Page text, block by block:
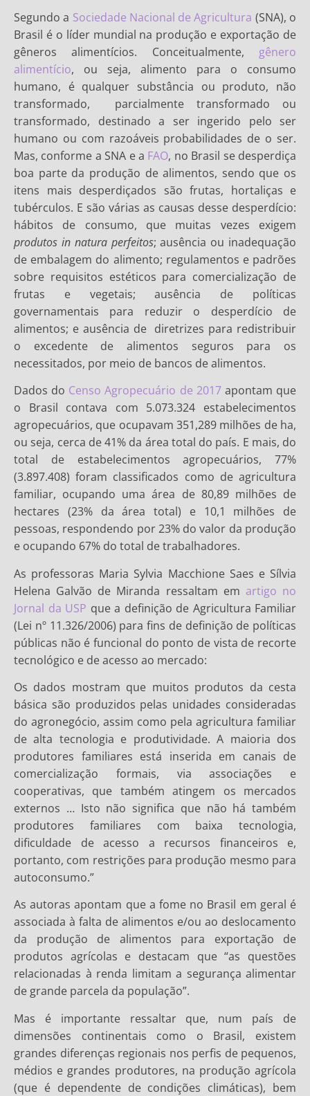
Segundo a Sociedade Nacional de Agricultura (SNA), o
Brasil é o líder mundial na produção e exportação de
gêneros alimentícios. Conceitualmente, gênero
alimentício, ou seja, alimento para o consumo
humano, é qualquer substância ou produto, não
transformado, parcialmente transformado ou
transformado, destinado a ser ingerido pelo ser
humano ou com razoáveis probabilidades de o ser.
Mas, conforme a SNA e a FAO, no Brasil se desperdiça
boa parte da produção de alimentos, sendo que os
itens mais desperdiçados são frutas, hortaliças e
tubérculos. E são várias as causas desse desperdício:
hábitos de consumo, que muitas vezes exigem
produtos in natura perfeitos; ausência ou inadequação
de embalagem do alimento; regulamentos e padrões
sobre requisitos estéticos para comercialização de
frutas e vegetais; ausência de políticas
governamentais para reduzir o desperdício de
alimentos; e ausência de diretrizes para redistribuir
o excedente de alimentos seguros para os
necessitados, por meio de bancos de alimentos.
Dados do Censo Agropecuário de 2017apontam que
o Brasil contava com 5.073.324 estabelecimentos
agropecuários, que ocupavam 351,289 milhões de ha,
ou seja, cerca de 41% da área total do país. E mais, do
total de estabelecimentos agropecuários, 77%
(3.897.408) foram classificados como de agricultura
familiar, ocupando uma área de 80,89 milhões de
hectares (23% da área total) e 10,1 milhões de
pessoas, respondendo por 23% do valor da produção
e ocupando 67% do total de trabalhadores.
As professoras Maria Sylvia Macchione Saes e Sílvia
Helena Galvão de Miranda ressaltam em artigo no
Jornal da USP que a definição de Agricultura Familiar
(Lei nº 11.326/2006) para fins de definição de políticas
públicas não é funcional do ponto de vista de recorte
tecnológico e de acesso ao mercado:
Os dados mostram que muitos produtos da cesta
básica são produzidos pelas unidades consideradas
do agronegócio, assim como pela agricultura familiar
de alta tecnologia e produtividade. A maioria dos
produtores familiares está inserida em canais de
comercialização formais, via associações e
cooperativas, que também atingem os mercados
externos … Isto não significa que não há também
produtores familiares com baixa tecnologia,
dificuldade de acesso a recursos financeiros e,
portanto, com restrições para produção mesmo para
autoconsumo.”
As autoras apontam que a fome no Brasil em geral é
associada à falta de alimentos e/ou ao deslocamento
da produção de alimentos para exportação de
produtos agrícolas e destacam que “as questões
relacionadas à renda limitam a segurança alimentar
de grande parcela da população”.
Mas é importante ressaltar que, num país de
dimensões continentais como o Brasil, existem
grandes diferenças regionais nos perfis de pequenos,
médios e grandes produtores, na produção agrícola
(que é dependente de condições climáticas), bem